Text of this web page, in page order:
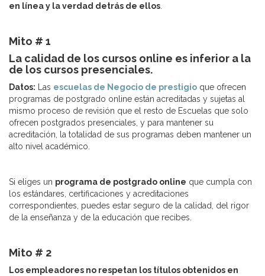
en línea y la verdad detrás de ellos
Mito # 1
La calidad de los cursos online es inferior a la
de los cursos presenciales.
Datos: Las escuelas de Negocio de prestigio que ofrecen
programas de postgrado online están acreditadas y sujetas al
mismo proceso de revisión que el resto de Escuelas que solo
ofrecen postgrados presenciales, y para mantener su
acreditación, la totalidad de sus programas deben mantener un
alto nivel académico.
Si eliges un programa de postgrado online que cumpla con
los estándares, certificaciones y acreditaciones
correspondientes, puedes estar seguro de la calidad, del rigor
de la enseñanza y de la educación que recibes.
Mito # 2
Los empleadores no respetan los títulos obtenidos en